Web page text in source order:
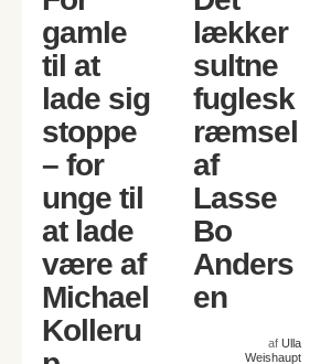
gamle
til at
lade sig
stoppe
– for
unge til
at lade
være af
Michael
Kolleru
lækker
sultne
fuglesk
ræmsel
af
Lasse
Bo
Anders
en
af Ulla
Weishaupt